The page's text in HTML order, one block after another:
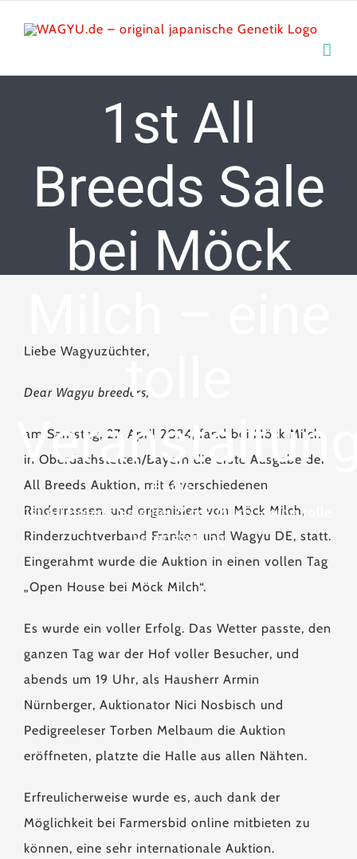
1st All
Breeds Sale
bei Möck
tolle
Home •
1st All Breeds Sale bei Möck Milch – eine tolle
Veranstaltung
Liebe Wagyuzüchter,
Dear Wagyu breeders,
am Samstag, 27. April 2024, fand bei Möck Milch
in Oberdachstetten/Bayern die erste Ausgabe der
All Breeds Auktion, mit 6 verschiedenen
Rinderrassen, und organisiert von Möck Milch,
Rinderzuchtverband Franken und Wagyu DE, statt.
Eingerahmt wurde die Auktion in einen vollen Tag
„Open House bei Möck Milch“.
Es wurde ein voller Erfolg. Das Wetter passte, den
ganzen Tag war der Hof voller Besucher, und
abends um 19 Uhr, als Hausherr Armin
Nürnberger, Auktionator Nici Nosbisch und
Pedigreeleser Torben Melbaum die Auktion
eröffneten, platzte die Halle aus allen Nähten.
Erfreulicherweise wurde es, auch dank der
Möglichkeit bei Farmersbid online mitbieten zu
können, eine sehr internationale Auktion.